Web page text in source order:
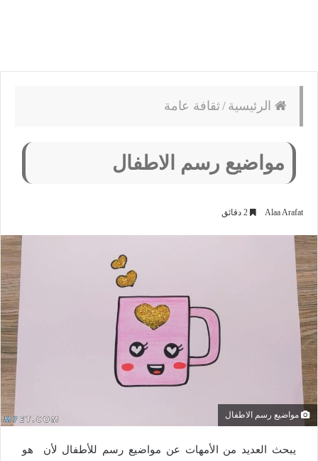
الرئيسية /ثقافة عامة
مواضيع رسم الاطفال
Alaa Arafat
مواضيع رسم الاطفال
يبحث العديد من الأمهات عن مواضيع رسم للأطفال لأن هو